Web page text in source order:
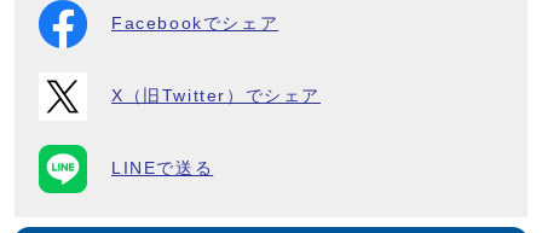
Facebookでシェア
X（旧Twitter）でシェア
LINEで送る